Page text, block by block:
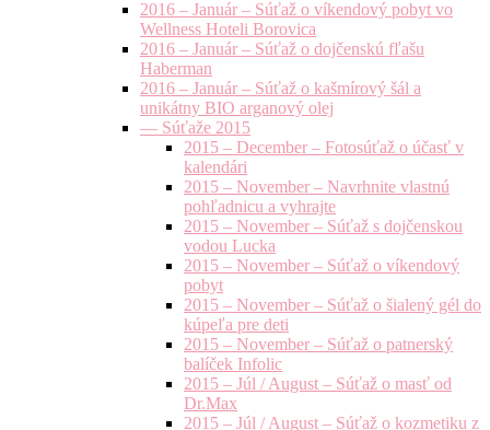
2016 – Január – Súťaž o víkendový pobyt vo
Wellness Hoteli Borovica
2016 – Január – Súťaž o dojčenskú fľašu
Haberman
2016 – Január – Súťaž o kašmírový šál a
unikátny BIO arganový olej
— Súťaže 2015
2015 – December – Fotosúťaž o účasť v
kalendári
2015 – November – Navrhnite vlastnú
pohľadnicu a vyhrajte
2015 – November – Súťaž s dojčenskou
vodou Lucka
2015 – November – Súťaž o víkendový
pobyt
2015 – November – Súťaž o šialený gél do
kúpeľa pre deti
2015 – November – Súťaž o patnerský
balíček Infolic
2015 – Júl / August – Súťaž o masť od
Dr.Max
2015 – Júl / August – Súťaž o kozmetiku z